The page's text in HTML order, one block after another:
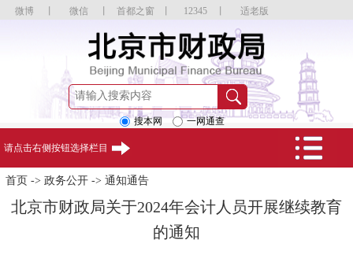
微博 微信 12345 适老版
首都之窗
搜本网 一网通查
请点击右侧按钮选择栏目
首页 -> 政务公开-> 通知通告
北京市财政局关于2024年会计人员开展继续教育
的通知